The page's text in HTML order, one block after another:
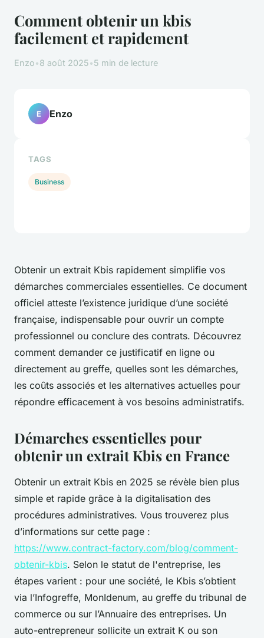
Comment obtenir un kbis
facilement et rapidement
Enzo•8 août 2025•5 min de lecture
Obtenir un extrait Kbis rapidement simplifie vos
démarches commerciales essentielles. Ce document
officiel atteste l’existence juridique d’une société
française, indispensable pour ouvrir un compte
professionnel ou conclure des contrats. Découvrez
comment demander ce justificatif en ligne ou
directement au greffe, quelles sont les démarches,
les coûts associés et les alternatives actuelles pour
répondre efficacement à vos besoins administratifs.
Démarches essentielles pour
obtenir un extrait Kbis en France
Obtenir un extrait Kbis en 2025 se révèle bien plus
simple et rapide grâce à la digitalisation des
procédures administratives. Vous trouverez plus
d’informations sur cette page :
https://www.contract-factory.com/blog/comment-
obtenir-kbis. Selon le statut de l'entreprise, les
étapes varient : pour une société, le Kbis s’obtient
via l’Infogreffe, MonIdenum, au greffe du tribunal de
commerce ou sur l’Annuaire des entreprises. Un
auto-entrepreneur sollicite un extrait K ou son
E Enzo
TAGS
Business